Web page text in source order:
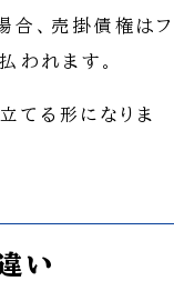
合、売掛債権はフ
われます。
てる形になりま
い